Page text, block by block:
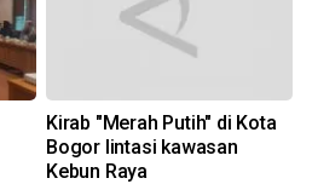
Kirab "Merah Putih" di Kota
Bogor lintasi kawasan
Kebun Raya